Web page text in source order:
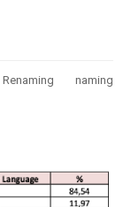
naming
Renaming